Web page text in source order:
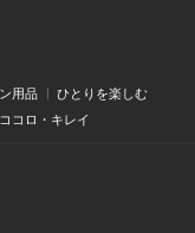
用品
ひとりを楽しむ
コロ・キレイ